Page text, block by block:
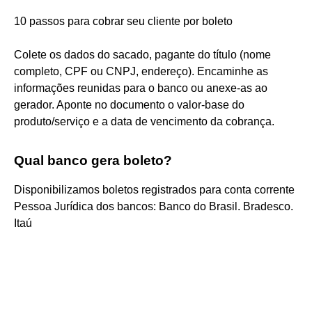
10 passos para cobrar seu cliente por boleto
Colete os dados do sacado, pagante do título (nome
completo, CPF ou CNPJ, endereço). Encaminhe as
informações reunidas para o banco ou anexe-as ao
gerador. Aponte no documento o valor-base do
produto/serviço e a data de vencimento da cobrança.
Qual banco gera boleto?
Disponibilizamos boletos registrados para conta corrente
Pessoa Jurídica dos bancos: Banco do Brasil. Bradesco.
Itaú